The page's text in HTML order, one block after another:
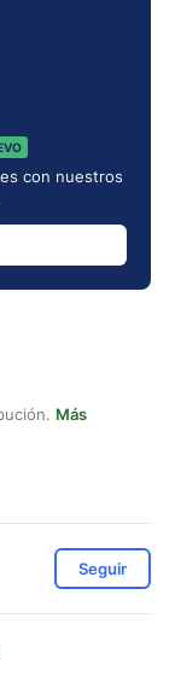
con nuestros
Más
Seguir